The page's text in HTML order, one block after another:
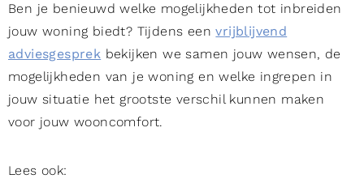
Ben je benieuwd welke mogelijkheden tot inbreiden
jouw woning biedt? Tijdens eenvrijblijvend
adviesgesprek bekijken we samen jouw wensen, de
mogelijkheden van je woning en welke ingrepen in
jouw situatie het grootste verschil kunnen maken
voor jouw wooncomfort.
Lees ook: